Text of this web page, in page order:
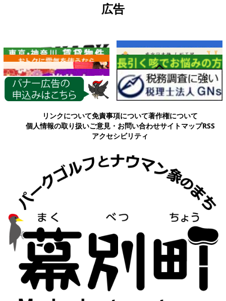
広告
各種情報
リンクについて免責事項について著作権について
個人情報の取り扱いご意見・お問い合わせサイトマップRSS
アクセシビリティ